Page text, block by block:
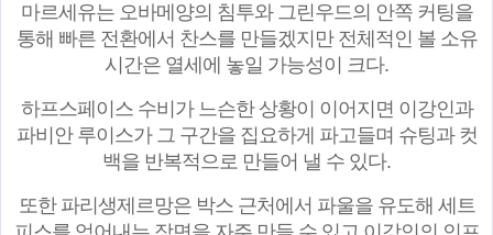
마르세유는 오바메양의 침투와 그린우드의 안쪽 커팅을
통해 빠른 전환에서 찬스를 만들겠지만 전체적인 볼 소유
시간은 열세에 놓일 가능성이 크다.
하프스페이스 수비가 느슨한 상황이 이어지면 이강인과
파비안 루이스가 그 구간을 집요하게 파고들며 슈팅과 컷
백을 반복적으로 만들어 낼 수 있다.
또한 파리생제르망은 박스 근처에서 파울을 유도해 세트